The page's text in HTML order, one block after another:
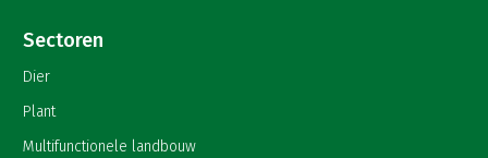
Sectoren
Dier
Plant
Multifunctionele landbouw